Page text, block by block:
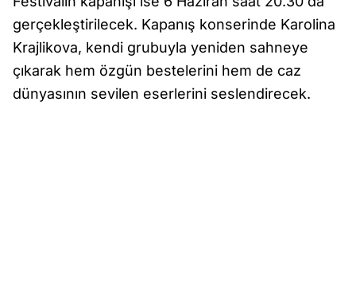
gerçekleştirilecek. Kapanış konserinde Karolina
Krajlikova, kendi grubuyla yeniden sahneye
çıkarak hem özgün bestelerini hem de caz
dünyasının sevilen eserlerini seslendirecek.